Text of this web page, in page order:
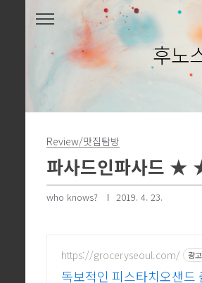
후노
Review/맛집탐방
파사드인파사드
who knows? 2019. 4. 23.
https://groceryseoul.com/ 광고
독보적인 피스타치오샌드